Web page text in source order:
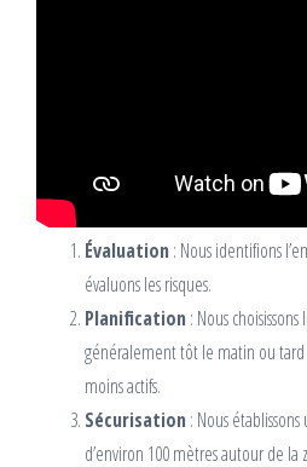
Évaluation : Nous identifions
évaluons les risques.
Planification : Nous
généralement tôt le matin ou tard
moins actifs.
Sécurisation : Nous
d’environ 100 mètres autour de la